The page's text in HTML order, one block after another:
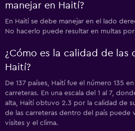
manejar en Haití?
En Haití se debe manejar en el lado
No hacerlo puede resultar en multas
¿Cómo es la calidad de las
Haití?
De 137 países, Haití fue el número 135
carreteras. En una escala del 1 al 7,
alta, Haití obtuvo 2.3 por la calidad de
de las carreteras dentro del país puede
visites y el clima.